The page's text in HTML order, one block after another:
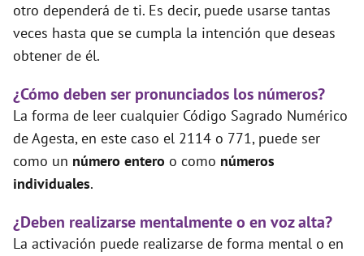
otro dependerá de ti. Es decir, puede usarse tantas
veces hasta que se cumpla la intención que deseas
obtener de él.
¿Cómo deben ser pronunciados los números?
La forma de leer cualquier Código Sagrado Numérico
de Agesta, en este caso el 2114 o 771, puede ser
como un número entero o como números
individuales.
¿Deben realizarse mentalmente o en voz alta?
La activación puede realizarse de forma mental o en